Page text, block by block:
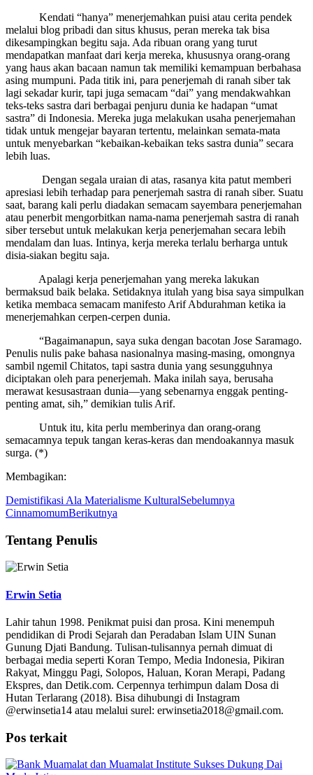
Kendati “hanya” menerjemahkan puisi atau cerita pendek
melalui blog pribadi dan situs khusus, peran mereka tak bisa
dikesampingkan begitu saja. Ada ribuan orang yang turut
mendapatkan manfaat dari kerja mereka, khususnya orang-orang
yang haus akan bacaan namun tak memiliki kemampuan berbahasa
asing mumpuni. Pada titik ini, para penerjemah di ranah siber tak
lagi sekadar kurir, tapi juga semacam “dai” yang mendakwahkan
teks-teks sastra dari berbagai penjuru dunia ke hadapan “umat
sastra” di Indonesia. Mereka juga melakukan usaha penerjemahan
tidak untuk mengejar bayaran tertentu, melainkan semata-mata
untuk menyebarkan “kebaikan-kebaikan teks sastra dunia” secara
lebih luas.
Dengan segala uraian di atas, rasanya kita patut memberi
apresiasi lebih terhadap para penerjemah sastra di ranah siber. Suatu
saat, barang kali perlu diadakan semacam sayembara penerjemahan
atau penerbit mengorbitkan nama-nama penerjemah sastra di ranah
siber tersebut untuk melakukan kerja penerjemahan secara lebih
mendalam dan luas. Intinya, kerja mereka terlalu berharga untuk
disia-siakan begitu saja.
Apalagi kerja penerjemahan yang mereka lakukan
bermaksud baik belaka. Setidaknya itulah yang bisa saya simpulkan
ketika membaca semacam manifesto Arif Abdurahman ketika ia
menerjemahkan cerpen-cerpen dunia.
“Bagaimanapun, saya suka dengan bacotan Jose Saramago.
Penulis nulis pake bahasa nasionalnya masing-masing, omongnya
sambil ngemil Chitatos, tapi sastra dunia yang sesungguhnya
diciptakan oleh para penerjemah. Maka inilah saya, berusaha
merawat kesusastraan dunia—yang sebenarnya enggak penting-
penting amat, sih,” demikian tulis Arif.
Untuk itu, kita perlu memberinya dan orang-orang
semacamnya tepuk tangan keras-keras dan mendoakannya masuk
surga. (*)
Membagikan:
Demistifikasi Ala Materialisme KulturalSebelumnya
CinnamomumBerikutnya
Tentang Penulis
Erwin Setia
Lahir tahun 1998. Penikmat puisi dan prosa. Kini menempuh
pendidikan di Prodi Sejarah dan Peradaban Islam UIN Sunan
Gunung Djati Bandung. Tulisan-tulisannya pernah dimuat di
berbagai media seperti Koran Tempo, Media Indonesia, Pikiran
Rakyat, Minggu Pagi, Solopos, Haluan, Koran Merapi, Padang
Ekspres, dan Detik.com. Cerpennya terhimpun dalam Dosa di
Hutan Terlarang (2018). Bisa dihubungi di Instagram
@erwinsetia14 atau melalui surel: erwinsetia2018@gmail.com.
Pos terkait